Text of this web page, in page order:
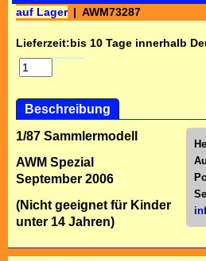
auf Lager AWM73287
Lieferzeit:bis 10 Tage innerhalb
Beschreibung
1/87 Sammlermodell
AWM Spezial
September 2006
(Nicht geeignet für Kinder
unter 14 Jahren)